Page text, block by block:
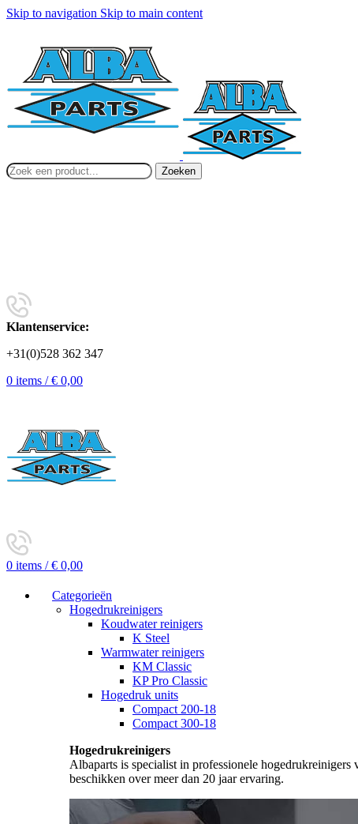
Skip to navigation Skip to main content
Zoeken
Klantenservice:
+31(0)528 362 347
0 items / € 0,00
0 items / € 0,00
Categorieën
Hogedrukreinigers
Koudwater reinigers
K Steel
Warmwater reinigers
KM Classic
KP Pro Classic
Hogedruk units
Compact 200-18
Compact 300-18
Hogedrukreinigers
Albaparts is specialist in professionele
beschikken over meer dan 20 jaar ervaring.